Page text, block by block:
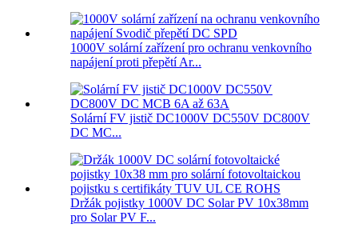
1000V solární zařízení pro ochranu venkovního
napájení proti přepětí Ar...
Solární FV jistič DC1000V DC550V DC800V
DC MC...
Držák pojistky 1000V DC Solar PV 10x38mm
pro Solar PV F...